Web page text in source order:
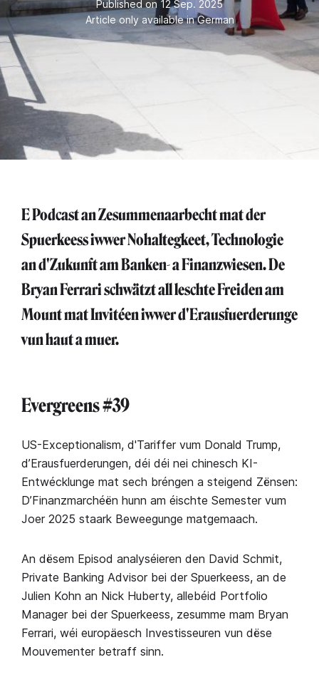
Published on 12 Sep. 2025
Article only available in German
E Podcast an Zesummenaarbecht mat der
Spuerkeess iwwer Nohaltegkeet, Technologie
an d'Zukunft am Banken- a Finanzwiesen. De
Bryan Ferrari schwätzt all leschte Freiden am
Mount mat Invitéen iwwer d'Erausfuerderunge
vun haut a muer.⁣
Evergreens #39
US-Exceptionalism, d'Tariffer vum Donald Trump,
d’Erausfuerderungen, déi déi nei chinesch KI-
Entwécklunge mat sech bréngen a steigend Zënsen:
D’Finanzmarchéën hunn am éischte Semester vum
Joer 2025 staark Beweegunge matgemaach.
An dësem Episod analyséieren den David Schmit,
Private Banking Advisor bei der Spuerkeess, an de
Julien Kohn an Nick Huberty, allebéid Portfolio
Manager bei der Spuerkeess, zesumme mam Bryan
Ferrari, wéi europäesch Investisseuren vun dëse
Mouvementer betraff sinn.